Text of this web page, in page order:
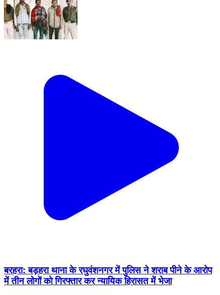
बरहरा: बड़हरा थाना के रघुवंशनगर में पुलिस ने शराब पीने के आरोप
में तीन लोगों को गिरफ्तार कर न्यायिक हिरासत में भेजा